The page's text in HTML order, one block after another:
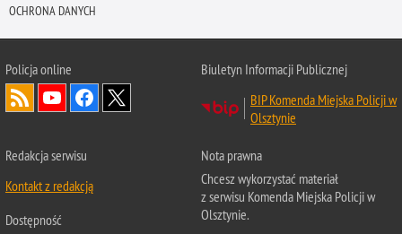
OCHRONA DANYCH
Policja online
Biuletyn Informacji Publicznej
BIP Komenda Miejska Policji w
Olsztynie
Redakcja serwisu
Kontakt z redakcją
Dostępność
Nota prawna
Chcesz wykorzystać materiał
z serwisu Komenda Miejska Policji w
Olsztynie.